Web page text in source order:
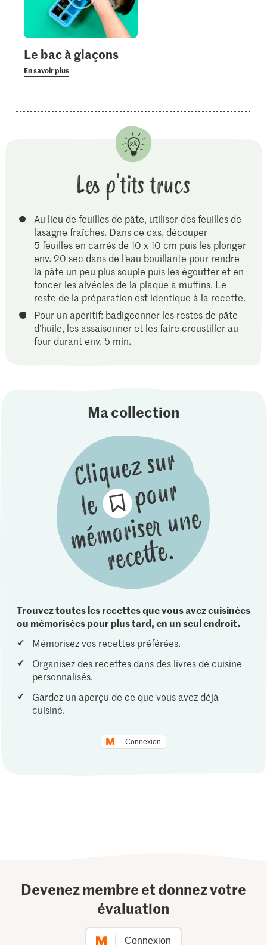
Le bac à glaçons
En savoir plus
Les p'tits trucs
Au lieu de feuilles de pâte, utiliser des feuilles de
lasagne fraîches. Dans ce cas, découper
5 feuilles en carrés de 10 x 10 cm puis les plonger
env. 20 sec dans de l’eau bouillante pour rendre
la pâte un peu plus souple puis les égoutter et en
foncer les alvéoles de la plaque à muffins. Le
reste de la préparation est identique à la recette.
Pour un apéritif: badigeonner les restes de pâte
d’huile, les assaisonner et les faire croustiller au
four durant env. 5 min.
Ma collection
Trouvez toutes les recettes que vous avez cuisinées
ou mémorisées pour plus tard, en un seul endroit.
Mémorisez vos recettes préférées.
Organisez des recettes dans des livres de cuisine
personnalisés.
Gardez un aperçu de ce que vous avez déjà
cuisiné.
Connexion
Devenez membre et donnez votre
évaluation
Connexion